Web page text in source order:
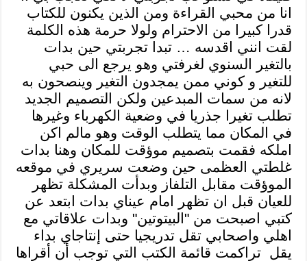
انا من محبي القراءة ومن الذين يكنون للكتاب
قدرا كبيرا من الاحترام ولولا حرمة هذه الكلمة
لقت انني اقدسه … تبدا تجربتي حين بدات
بالتغير السنوي لغرفتي وهو يرجع الى حبي
للتغير و كوني ممن يمجدون التغير وينصحون به
لانه من سمات المبدعين ولكن التصميم الجديد
تطلب تغيرا جذريا في وضعية الكهرباء وغيرها
في المكان مما يتطلب الوقت وهو مالم اكن
املكه فقمت بتصميم موؤقت للمكان وهنا بدات
غلطتي العظمى حين وضعت سريري في موقعه
الموؤقت مقابل التلفاز وبدأت المشكلة تظهر
للعيان قبل ان تظهر امام عيناي بدات ابتعد عن
كتبي اصبحت من "البيتوتين" وبدات علاقاتي مع
اهلي واصحابي تقل تدريجيا حتى إنتاجاي بداء
يقل تراكمت قائمة الكتب التي توجب أن أقراها